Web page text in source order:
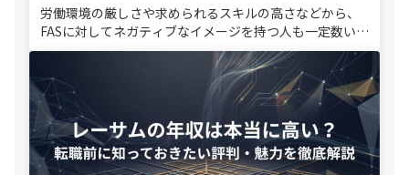
労働環境の厳しさや求められるスキルの高さなどから、
FASに対してネガティブなイメージを持つ人も一定数いま
す。「FASへの転職はやめとけ」という声を耳にし、転職
を迷っている方もいるのではないでしょうか。しかし、
企業の経営判 […]